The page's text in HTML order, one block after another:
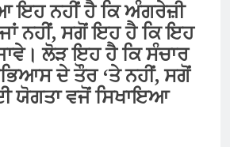
ਇਹ ਨਹੀਂ ਹੈ ਕਿ ਅੰਗਰੇਜ਼ੀ
ਨਹੀਂ, ਸਗੋਂ ਇਹ ਹੈ ਕਿ ਇਹ
ਲੋੜ ਇਹ ਹੈ ਕਿ ਸੰਚਾਰ
ਦੇ ਤੌਰ ‘ਤੇ ਨਹੀਂ, ਸਗੋਂ
ਯੋਗਤਾ ਵਜੋਂ ਸਿਖਾਇਆ